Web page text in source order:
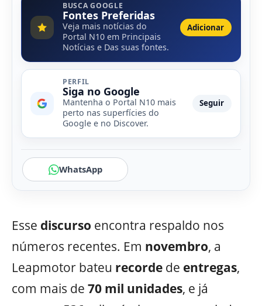
BUSCA GOOGLE
Fontes Preferidas
Veja mais notícias do
Portal N10 em Principais
Notícias e Das suas fontes.
Adicionar
PERFIL
Siga no Google
Mantenha o Portal N10 mais
perto nas superfícies do
Google e no Discover.
Seguir
WhatsApp
Esse discurso encontra respaldo nos
números recentes. Em novembro, a
Leapmotor bateu recorde de entregas,
com mais de 70 mil unidades, e já